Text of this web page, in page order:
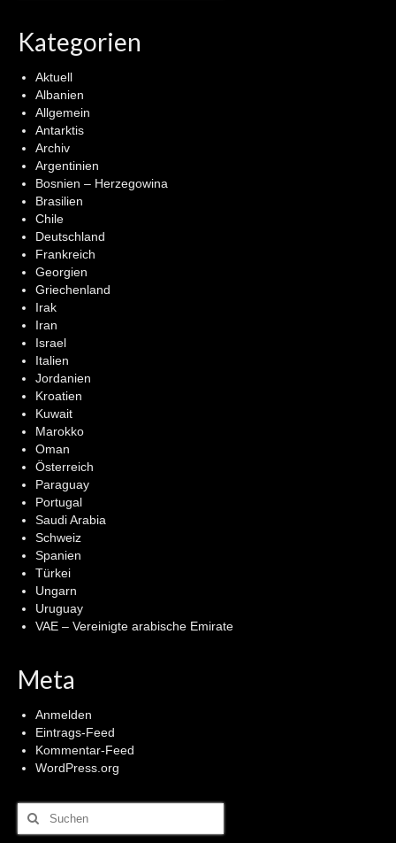
Kategorien
Aktuell
Albanien
Allgemein
Antarktis
Archiv
Argentinien
Bosnien – Herzegowina
Brasilien
Chile
Deutschland
Frankreich
Georgien
Griechenland
Irak
Iran
Israel
Italien
Jordanien
Kroatien
Kuwait
Marokko
Oman
Österreich
Paraguay
Portugal
Saudi Arabia
Schweiz
Spanien
Türkei
Ungarn
Uruguay
VAE – Vereinigte arabische Emirate
Meta
Anmelden
Eintrags-Feed
Kommentar-Feed
WordPress.org
Suchen
nach: